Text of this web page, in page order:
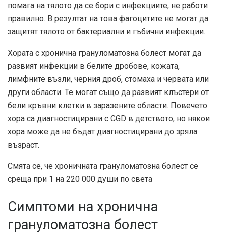
помага на тялото да се бори с инфекциите, не работи
правилно. В резултат на това фагоцитите не могат да
защитят тялото от бактериални и гъбични инфекции.
Хората с хронична грануломатозна болест могат да
развият инфекции в белите дробове, кожата,
лимфните възли, черния дроб, стомаха и червата или
други области. Те могат също да развият клъстери от
бели кръвни клетки в заразените области. Повечето
хора са диагностицирани с CGD в детството, но някои
хора може да не бъдат диагностицирани до зряла
възраст.
Смята се, че хроничната грануломатозна болест се
среща при 1 на 220 000 души по света
Симптоми на хронична
грануломатозна болест